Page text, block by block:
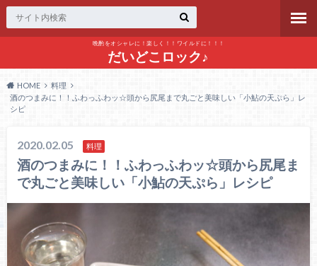
晩酌をオシャレに！楽しく！！ワイルドに！！！
だいどこロック♪
HOME
料理
酒のつまみに！！ふわっふわッ☆頭から尻尾まで丸ごと美味しい「小鮎の天ぷら」レ
シピ
2020.02.05 料理
酒のつまみに！！ふわっふわッ☆頭から尻尾ま
で丸ごと美味しい「小鮎の天ぷら」レシピ